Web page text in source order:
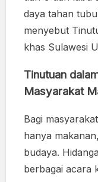
daya tahan
menyebut
khas Sulawesi
Tinutuan
Masyarakat
Bagi
hanya
budaya.
berbagai acara